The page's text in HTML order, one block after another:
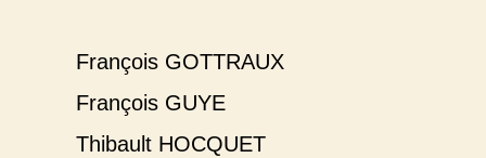
François GOTTRAUX
François GUYE
Thibault HOCQUET